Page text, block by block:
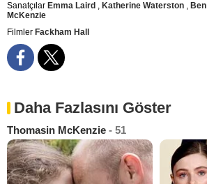
Sanatçılar Emma Laird , Katherine Waterston ,
McKenzie
Filmler Fackham Hall
Daha Fazlasını Göster
Thomasin McKenzie - 51